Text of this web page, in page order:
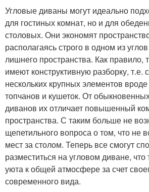
Угловые диваны могут идеально
для гостиных комнат, но и для
столовых. Они экономят
располагаясь строго в одном из
лишнего пространства. Как правило,
имеют конструктивную разборку, т.е.
нескольких крупных элементов
топчанов и кушеток. От
диванов их отличает повышенный
пространства. С таким больше не
щепетильного вопроса о том, что не
мест за столом. Теперь все смогут
разместиться на угловом диване, что
уюта к общей атмосфере за счет
современного вида.